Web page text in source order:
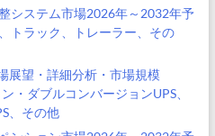
システム市場2026年～2032年予
トラック、トレーラー、その
展望・詳細分析・市場規模
・ダブルコンバージョンUPS、
、その他